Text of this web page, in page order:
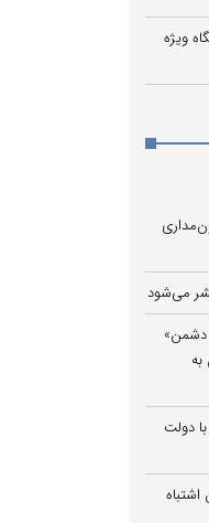
ویژه
می‌شود
دشمن»
دولت